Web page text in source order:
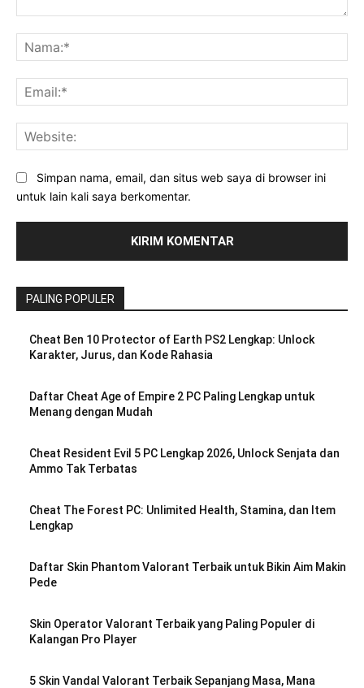
Simpan nama, email, dan situs web saya di browser ini
untuk lain kali saya berkomentar.
PALING POPULER
Cheat Ben 10 Protector of Earth PS2 Lengkap: Unlock
Karakter, Jurus, dan Kode Rahasia
Daftar Cheat Age of Empire 2 PC Paling Lengkap untuk
Menang dengan Mudah
Cheat Resident Evil 5 PC Lengkap 2026, Unlock Senjata dan
Ammo Tak Terbatas
Cheat The Forest PC: Unlimited Health, Stamina, dan Item
Lengkap
Daftar Skin Phantom Valorant Terbaik untuk Bikin Aim Makin
Pede
Skin Operator Valorant Terbaik yang Paling Populer di
Kalangan Pro Player
5 Skin Vandal Valorant Terbaik Sepanjang Masa, Mana